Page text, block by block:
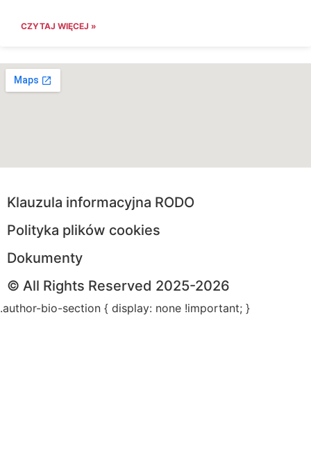
CZYTAJ WIĘCEJ »
Klauzula informacyjna RODO
Polityka plików cookies
Dokumenty
© All Rights Reserved 2025-2026
.author-bio-section { display: none !important; }